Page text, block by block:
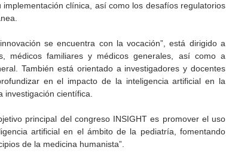
clínica, así como los desafíos regulatorios
se encuentra con la vocación”, está dirigido a
médicos familiares y médicos generales, así como a
También está orientado a investigadores y docentes
en el impacto de la inteligencia artificial en la
investigación científica.
principal del congreso INSIGHT es promover el uso
artificial en el ámbito de la pediatría, fomentando
de la medicina humanista”.